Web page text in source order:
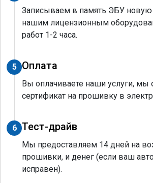
Записываем в память ЭБУ
нашим лицензионным
работ 1-2 часа.
5 Оплата
Вы оплачиваете наши услуги, мы
сертификат на прошивку в
6 Тест-драйв
Мы предоставляем 14 дней на
прошивки, и денег (если ваш
исправен).